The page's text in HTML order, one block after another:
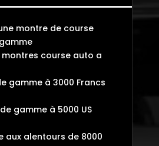
montre de course
montres course auto a
gamme à 3000 Francs
gamme à 5000 US
aux alentours de 8000